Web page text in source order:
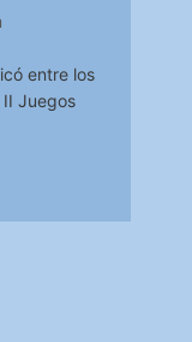
entre los
Juegos